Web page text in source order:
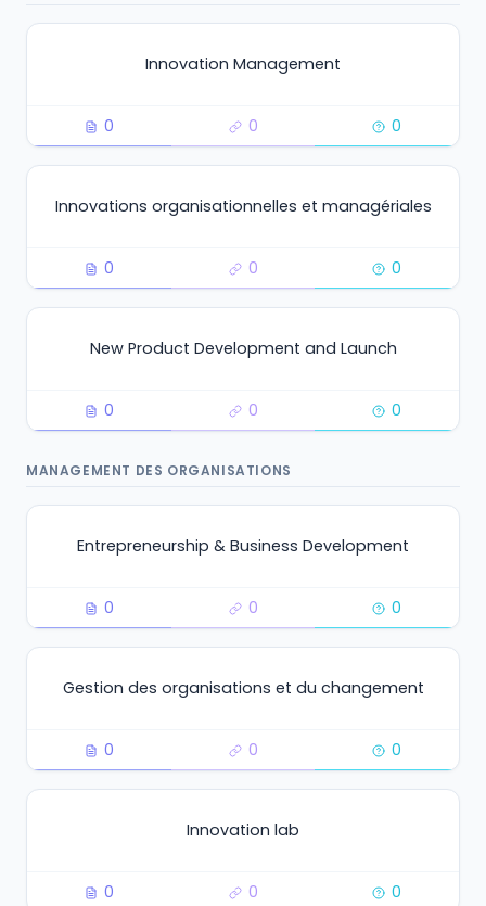
Innovation Management
0 0 0
Innovations organisationnelles et managériales
0 0 0
New Product Development and Launch
0 0 0
MANAGEMENT DES ORGANISATIONS
Entrepreneurship & Business Development
0 0 0
Gestion des organisations et du changement
0 0 0
Innovation lab
0 0 0